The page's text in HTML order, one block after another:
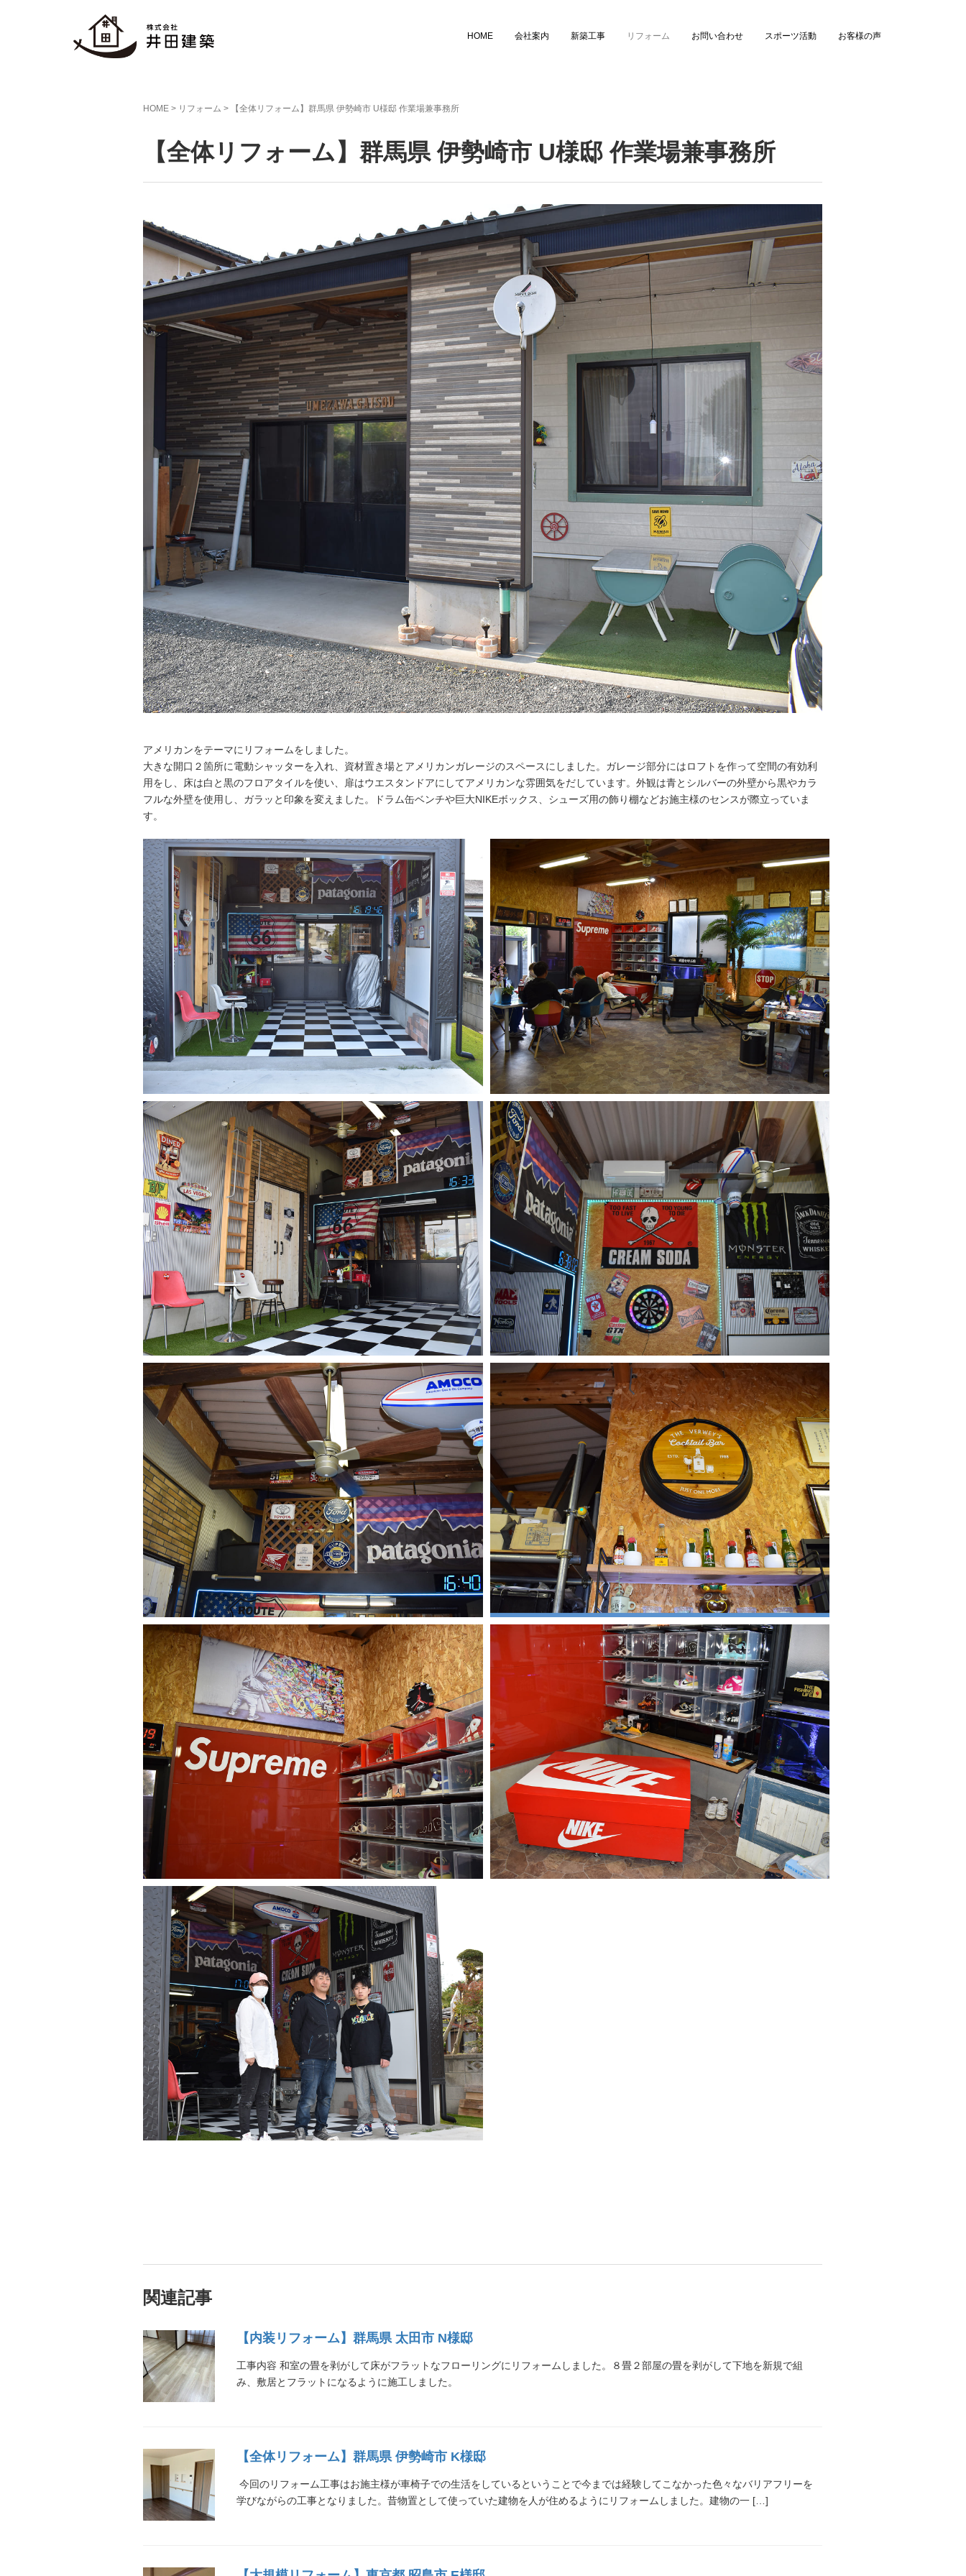
HOME 会社案内 新築工事 リフォーム お問い合わせ スポーツ活動 お客様の声
HOME > リフォーム > 【全体リフォーム】群馬県 伊勢崎市 U様邸 作業場兼事務所
【全体リフォーム】群馬県 伊勢崎市 U様邸 作業場兼事務所
アメリカンをテーマにリフォームをしました。
大きな開口２箇所に電動シャッターを入れ、資材置き場とアメリカンガレージのスペースにしました。ガレージ部分にはロフトを作って空間の有効利
用をし、床は白と黒のフロアタイルを使い、扉はウエスタンドアにしてアメリカンな雰囲気をだしています。外観は青とシルバーの外壁から黒やカラ
フルな外壁を使用し、ガラッと印象を変えました。ドラム缶ベンチや巨大NIKEボックス、シューズ用の飾り棚などお施主様のセンスが際立っていま
す。
関連記事
【内装リフォーム】群馬県 太田市 N様邸
工事内容 和室の畳を剥がして床がフラットなフローリングにリフォームしました。８畳２部屋の畳を剥がして下地を新規で組
み、敷居とフラットになるように施工しました。
【全体リフォーム】群馬県 伊勢崎市 K様邸
今回のリフォーム工事はお施主様が車椅子での生活をしているということで今までは経験してこなかった色々なバリアフリーを
学びながらの工事となりました。昔物置として使っていた建物を人が住めるようにリフォームしました。建物の一 […]